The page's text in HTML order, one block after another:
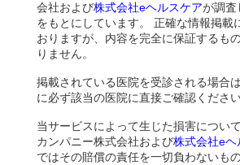
会社および株式会社eヘルスケアが調査
をもとにしています。 正確な情報掲載
おりますが、内容を完全に保証するも
りません。
掲載されている医院を受診される場合
に必ず該当の医院に直接ご確認ください
当サービスによって生じた損害につい
カンパニー株式会社および株式会社eヘ
ではその賠償の責任を一切負わないも